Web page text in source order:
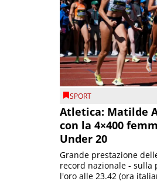
SPORT
Atletica: Matilde
con la 4×400
Under 20
Grande prestazione
record nazionale - sulla
l'oro alle 23.42 (ora